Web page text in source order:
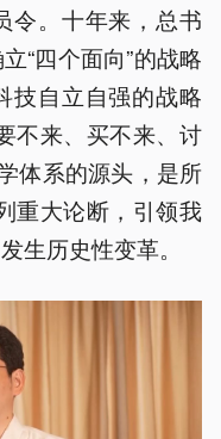
令。十年来，总书
“四个面向”的战略
技自立自强的战略
不来、买不来、讨
体系的源头，是所
重大论断，引领我
生历史性变革。